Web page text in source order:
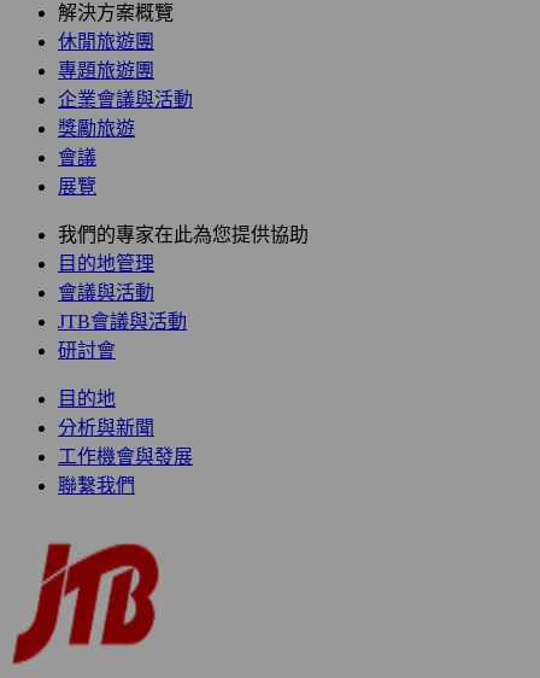
解決方案概覽
休閒旅遊團
專題旅遊團
企業會議與活動
獎勵旅遊
會議
展覽
我們的專家在此為您提供協助
目的地管理
會議與活動
JTB會議與活動
研討會
目的地
分析與新聞
工作機會與發展
聯繫我們